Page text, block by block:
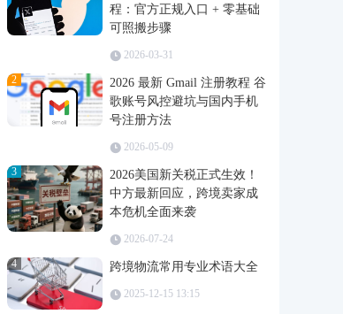
程：官方正规入口 + 零基础
可照搬步骤
2026-03-31
2
2026 最新 Gmail 注册教程 谷
歌账号风控避坑与国内手机
号注册方法
2026-05-09
3
2026美国新关税正式生效！
中方最新回应，跨境卖家成
本危机全面来袭
2026-07-24
4
跨境物流常用专业术语大全
2025-12-15 13:15